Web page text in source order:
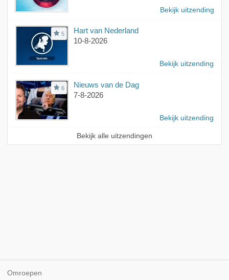
Bekijk uitzending
5
Hart van Nederland
10-8-2026
Bekijk uitzending
6
Nieuws van de Dag
7-8-2026
Bekijk uitzending
Bekijk alle uitzendingen
Omroepen